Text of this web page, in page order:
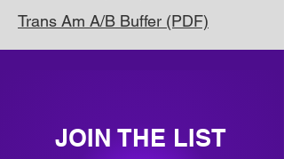
Trans Am A/B Buffer (PDF)
JOIN THE LIST